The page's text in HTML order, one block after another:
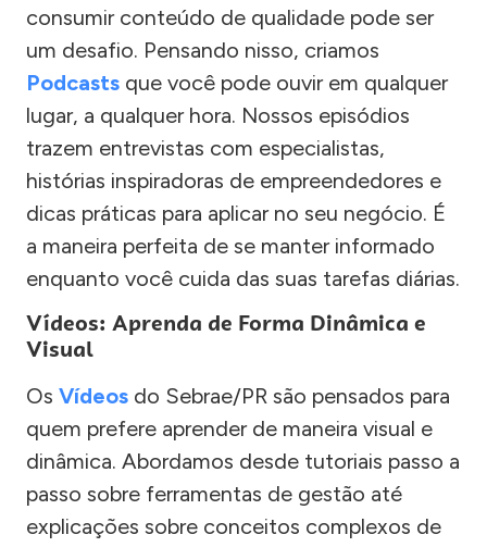
consumir conteúdo de qualidade pode ser
um desafio. Pensando nisso, criamos
Podcasts que você pode ouvir em qualquer
lugar, a qualquer hora. Nossos episódios
trazem entrevistas com especialistas,
histórias inspiradoras de empreendedores e
dicas práticas para aplicar no seu negócio. É
a maneira perfeita de se manter informado
enquanto você cuida das suas tarefas diárias.
Vídeos: Aprenda de Forma Dinâmica e
Visual
Os Vídeos do Sebrae/PR são pensados para
quem prefere aprender de maneira visual e
dinâmica. Abordamos desde tutoriais passo a
passo sobre ferramentas de gestão até
explicações sobre conceitos complexos de